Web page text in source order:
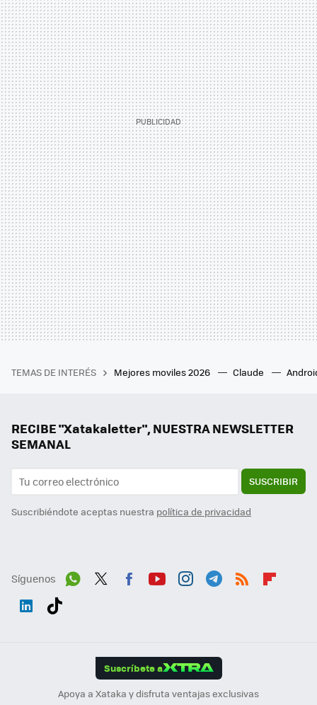
TEMAS DE INTERÉS Mejores moviles 2026 Claude
RECIBE "Xatakaletter", NUESTRA NEWSLETTER
SEMANAL
SUSCRIBIR
Suscribiéndote aceptas nuestra política de privacidad
Síguenos
Suscríbete a
Apoya a Xataka y disfruta ventajas exclusivas